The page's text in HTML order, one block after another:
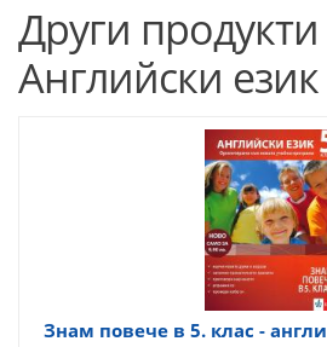
Други продукти
Английски език
Знам повече в 5. клас -